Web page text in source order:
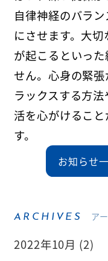
自律神経のバラ
にさせます。大
が起こるといっ
せん。心身の緊
ラックスする方
活を心がけるこ
す。
お知らせ
ARCHIVES ア
2022年10月 (2)